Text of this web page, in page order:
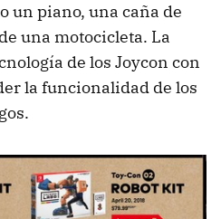
un piano, una caña de
una motocicleta. La
de los Joycon con
la funcionalidad de los